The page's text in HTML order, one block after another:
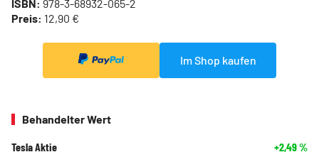
ISBN: 978-3-68932-065-2
Preis: 12,90 €
Im Shop kaufen
Behandelter Wert
Tesla Aktie +2,49%